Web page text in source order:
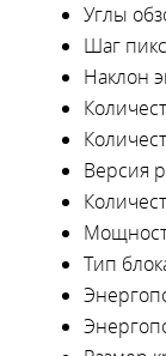
Углы
Шаг
Наклон
Версия
Тип